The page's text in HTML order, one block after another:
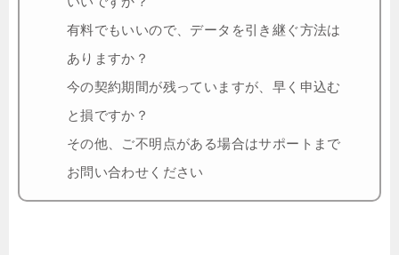
有料でもいいので、データを引き継ぐ方法は
ありますか？
今の契約期間が残っていますが、早く申込む
と損ですか？
その他、ご不明点がある場合はサポートまで
お問い合わせください